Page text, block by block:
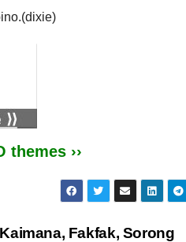
››
Fakfak, Sorong